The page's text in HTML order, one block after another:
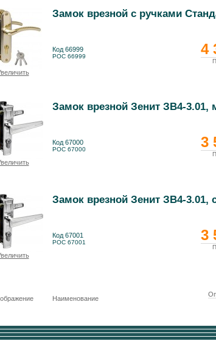
Замок врезной с ручками
Код 66999
РОС 66999 4
Замок врезной Зенит ЗВ4-3.01,
Код 67000
РОС 67000 3
Замок врезной Зенит ЗВ4-3.01,
Код 67001
РОС 67001 3
Наименование